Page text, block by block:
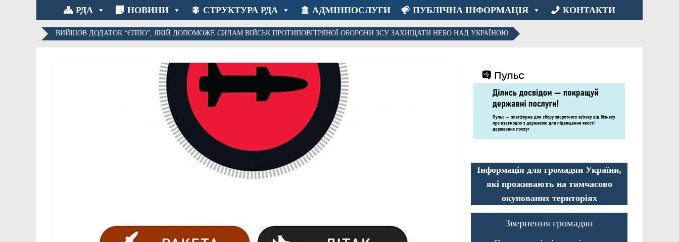
РДА НОВИНИ СТРУКТУРА РДА АДМІНПОСЛУГИ ПУБЛІЧНА ІНФОРМАЦІЯ КОНТАКТИ
ВИЙШОВ ДОДАТОК “ЄППО”, ЯКІЙ ДОПОМОЖЕ СИЛАМ ВІЙСЬК ПРОТИПОВІТРЯНОЇ ОБОРОНИ ЗСУ ЗАХИЩАТИ НЕБО НАД УКРАЇНОЮ
Інформація для громадян України,
які проживають на тимчасово
окупованих територіях
Звернення громадян